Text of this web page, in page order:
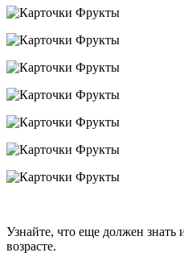
Узнайте, что еще должен знать
возрасте.